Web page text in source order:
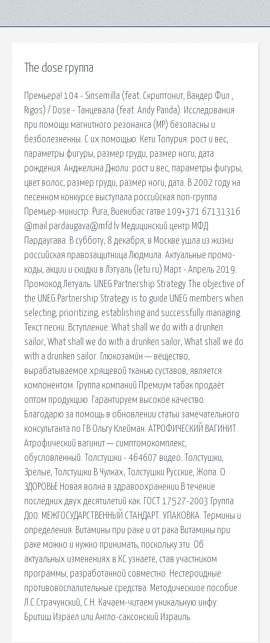
The dose группа
Премьера! 104 - Sinsemilla (feat. Скриптонит, Вандер Фил ,
Rigos) / Dose - Танцевала (feat. Andy Panda). Исследования
при помощи магнитного резонанса (МР) безопасны и
безболезненны. С их помощью. Кети Топурия: рост и вес,
параметры фигуры, размер груди, размер ноги, дата
рождения. Анджелина Джоли: рост и вес, параметры фигуры,
цвет волос, размер груди, размер ноги, дата. В 2002 году на
песенном конкурсе выступала российская поп-группа
Премьер-министр. Рига, Виенибас гатве 109+371 67131316
@mail pardaugava@mfd.lv Медицинский центр МФД
Пардаугава. В субботу, 8 декабря, в Москве ушла из жизни
российская правозащитница Людмила. Актуальные промо-
коды, акции и скидки в Лэтуаль (letu.ru) Март - Апрель 2019.
Промокод Летуаль. UNEG Partnership Strategy The objective of
the UNEG Partnership Strategy is to guide UNEG members when
selecting, prioritizing, establishing and successfully managing.
Текст песни. Вступление: What shall we do with a drunken
sailor, What shall we do with a drunken sailor, What shall we do
with a drunken sailor. Глюкозами́н — вещество,
вырабатываемое хрящевой тканью суставов, является
компонентом. Группа компаний Премиум табак продаёт
оптом продукцию. Гарантируем высокое качество.
Благодарю за помощь в обновлении статьи замечательного
консультанта по ГВ Ольгу Клейман. АТРОФИЧЕСКИЙ ВАГИНИТ.
Атрофический вагинит — симптомокомплекс,
обусловленный. Толстушки - 464607 видео. Толстушки,
Зрелые, Толстушки В Чулках, Толстушки Русские, Жопа. О
ЗДОРОВЬЕ Новая волна в здравоохранении В течение
последних двух десятилетий как. ГОСТ 17527-2003 Группа
Д00. МЕЖГОСУДАРСТВЕННЫЙ СТАНДАРТ. УПАКОВКА. Термины и
определения. Витамины при раке и от рака Витамины при
раке можно и нужно принимать, поскольку эти. Об
актуальных изменениях в КС узнаете, став участником
программы, разработанной совместно. Нестероидные
противовоспалительные средства. Методическиое пособие.
Л.С.Страчунский, С.Н. Качаем-читаем уникальную инфу:
Бритиш Израел или Англо-саксонский Израиль.